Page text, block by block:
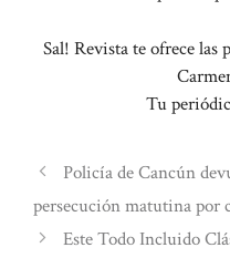
Sal! Revista te ofrece las
Tu
Policía de Cancún
persecución matutina por
Este Todo Incluido